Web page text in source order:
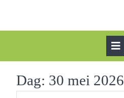
Dag: 30 mei 2026